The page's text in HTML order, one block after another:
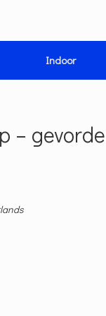
Indoor
–